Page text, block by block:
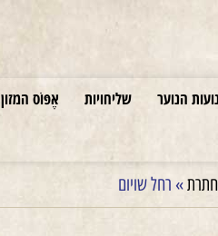
הנוער שליחויות אֶפּוֹס המזון
» רחל שויום